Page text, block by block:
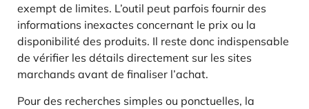
exempt de limites. L’outil peut parfois fournir des
informations inexactes concernant le prix ou la
disponibilité des produits. Il reste donc indispensable
de vérifier les détails directement sur les sites
marchands avant de finaliser l’achat.
Pour des recherches simples ou ponctuelles, la